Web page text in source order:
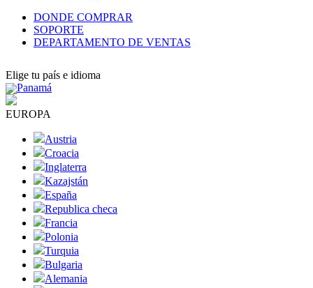
DONDE COMPRAR
SOPORTE
DEPARTAMENTO DE VENTAS
Elige tu país e idioma
Panamá
EUROPA
Austria
Croacia
Inglaterra
Kazajstán
España
Republica checa
Francia
Polonia
Turquia
Bulgaria
Alemania